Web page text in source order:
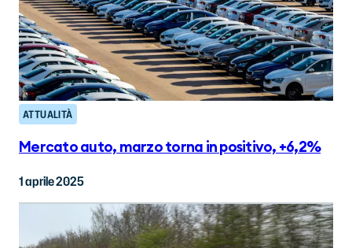
ATTUALITÀ
Mercato auto, marzo torna in positivo, +6,2%
1 aprile 2025